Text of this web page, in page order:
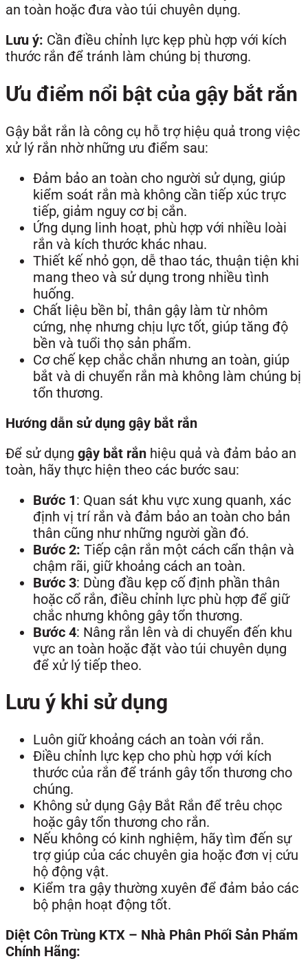
an toàn hoặc đưa vào túi chuyên dụng.
Lưu ý: Cần điều chỉnh lực kẹp phù hợp với kích
thước rắn để tránh làm chúng bị thương.
Ưu điểm nổi bật của gậy bắt rắn
Gậy bắt rắn là công cụ hỗ trợ hiệu quả trong việc
xử lý rắn nhờ những ưu điểm sau:
Đảm bảo an toàn cho người sử dụng, giúp
kiểm soát rắn mà không cần tiếp xúc trực
tiếp, giảm nguy cơ bị cắn.
Ứng dụng linh hoạt, phù hợp với nhiều loài
rắn và kích thước khác nhau.
Thiết kế nhỏ gọn, dễ thao tác, thuận tiện khi
mang theo và sử dụng trong nhiều tình
huống.
Chất liệu bền bỉ, thân gậy làm từ nhôm
cứng, nhẹ nhưng chịu lực tốt, giúp tăng độ
bền và tuổi thọ sản phẩm.
Cơ chế kẹp chắc chắn nhưng an toàn, giúp
bắt và di chuyển rắn mà không làm chúng bị
tổn thương.
Hướng dẫn sử dụng gậy bắt rắn
Để sử dụng gậy bắt rắn hiệu quả và đảm bảo an
toàn, hãy thực hiện theo các bước sau:
Bước 1: Quan sát khu vực xung quanh, xác
định vị trí rắn và đảm bảo an toàn cho bản
thân cũng như những người gần đó.
Bước 2: Tiếp cận rắn một cách cẩn thận và
chậm rãi, giữ khoảng cách an toàn.
Bước 3: Dùng đầu kẹp cố định phần thân
hoặc cổ rắn, điều chỉnh lực phù hợp để giữ
chắc nhưng không gây tổn thương.
Bước 4: Nâng rắn lên và di chuyển đến khu
vực an toàn hoặc đặt vào túi chuyên dụng
để xử lý tiếp theo.
Lưu ý khi sử dụng
Luôn giữ khoảng cách an toàn với rắn.
Điều chỉnh lực kẹp cho phù hợp với kích
thước của rắn để tránh gây tổn thương cho
chúng.
Không sử dụng Gậy Bắt Rắn để trêu chọc
hoặc gây tổn thương cho rắn.
Nếu không có kinh nghiệm, hãy tìm đến sự
trợ giúp của các chuyên gia hoặc đơn vị cứu
hộ động vật.
Kiểm tra gậy thường xuyên để đảm bảo các
bộ phận hoạt động tốt.
Diệt Côn Trùng KTX – Nhà Phân Phối Sản Phẩm
Chính Hãng: